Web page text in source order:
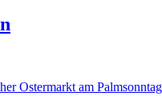
Ostermarkt am Palmsonntag